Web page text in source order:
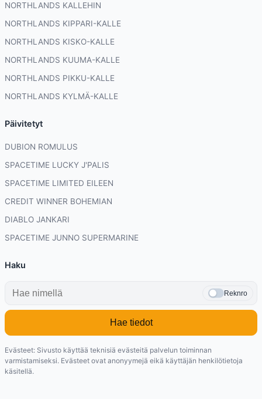
NORTHLANDS KALLEHIN
NORTHLANDS KIPPARI-KALLE
NORTHLANDS KISKO-KALLE
NORTHLANDS KUUMA-KALLE
NORTHLANDS PIKKU-KALLE
NORTHLANDS KYLMÄ-KALLE
Päivitetyt
DUBION ROMULUS
SPACETIME LUCKY J'PALIS
SPACETIME LIMITED EILEEN
CREDIT WINNER BOHEMIAN
DIABLO JANKARI
SPACETIME JUNNO SUPERMARINE
Haku
Reknro
Hae tiedot
Evästeet: Sivusto käyttää teknisiä evästeitä palvelun toiminnan
varmistamiseksi. Evästeet ovat anonyymejä eikä käyttäjän henkilötietoja
käsitellä.